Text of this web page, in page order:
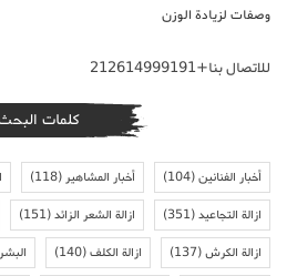
وصفات لزيادة الوزن
للاتصال بنا+212614999191
كلمات
أخبار الفنانين(104) أخبار المشاهير(118)
ازالة التجاعيد(351) ازالة الشعر الزائد(151)
ازالة الكرش(137) ازالة الكلف(140)